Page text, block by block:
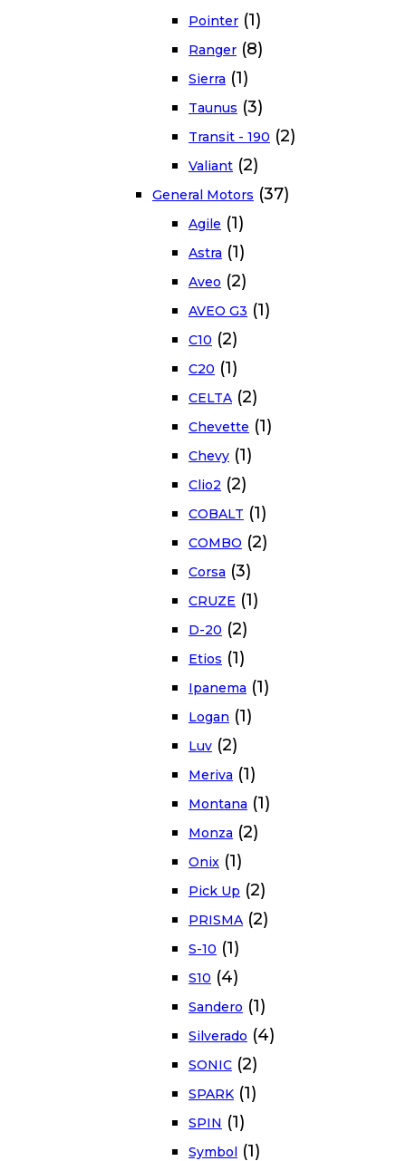
Pointer (1)
Ranger (8)
Sierra (1)
Taunus (3)
Transit - 190 (2)
Valiant (2)
General Motors (37)
Agile (1)
Astra (1)
Aveo (2)
AVEO G3 (1)
C10 (2)
C20 (1)
CELTA (2)
Chevette (1)
Chevy (1)
Clio2 (2)
COBALT (1)
COMBO (2)
Corsa (3)
CRUZE (1)
D-20 (2)
Etios (1)
Ipanema (1)
Logan (1)
Luv (2)
Meriva (1)
Montana (1)
Monza (2)
Onix (1)
Pick Up (2)
PRISMA (2)
S-10 (1)
S10 (4)
Sandero (1)
Silverado (4)
SONIC (2)
SPARK (1)
SPIN (1)
Symbol (1)